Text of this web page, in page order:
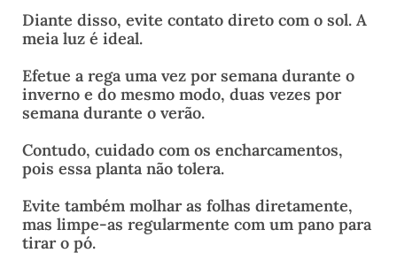
Diante disso, evite contato direto com o sol. A
meia luz é ideal.
Efetue a rega uma vez por semana durante o
inverno e do mesmo modo, duas vezes por
semana durante o verão.
Contudo, cuidado com os encharcamentos,
pois essa planta não tolera.
Evite também molhar as folhas diretamente,
mas limpe-as regularmente com um pano para
tirar o pó.